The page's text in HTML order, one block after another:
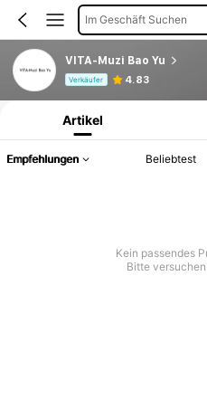
Im Geschäft Suchen
VITA-Muzi Bao Yu
Verkäufer 4.83
Produktinformation: Preisangabe,
Artikel
Empfehlungen Beliebtest
Kein passendes
Bitte